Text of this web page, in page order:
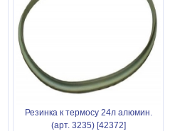
Резинка к термосу 24л алюмин.
(арт. 3235) [42372]